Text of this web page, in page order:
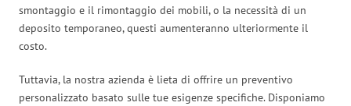
smontaggio e il rimontaggio dei mobili, o la necessità di un
deposito temporaneo, questi aumenteranno ulteriormente il
costo.
Tuttavia, la nostra azienda è lieta di offrire un preventivo
personalizzato basato sulle tue esigenze specifiche. Disponiamo